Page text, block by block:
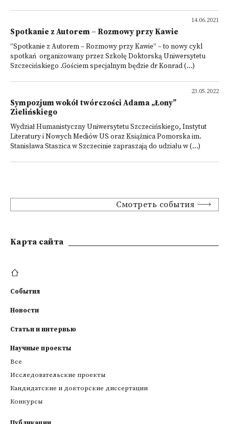
14.06.2021
Spotkanie z Autorem – Rozmowy przy Kawie
”Spotkanie z Autorem – Rozmowy przy Kawie” – to nowy cykl
spotkań organizowany przez Szkołę Doktorską Uniwersytetu
Szczecińskiego .Gościem specjalnym będzie dr Konrad (...)
23.05.2022
Sympozjum wokół twórczości Adama „Łony”
Zielińskiego
Wydział Humanistyczny Uniwersytetu Szczecińskiego, Instytut
Literatury i Nowych Mediów US oraz Książnica Pomorska im.
Stanisława Staszica w Szczecinie zapraszają do udziału w (...)
Смотреть события
Kарта сайта
События
Новости
Статьи и интервью
Научные проекты
Все
Исследовательские проекты
Кандидатские и докторские диссертации
Конкурсы